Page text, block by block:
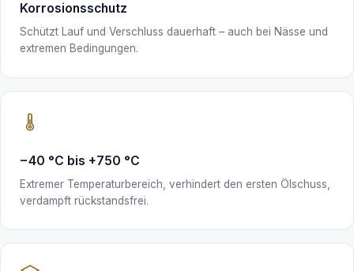
Korrosionsschutz
Schützt Lauf und Verschluss dauerhaft – auch bei Nässe und
extremen Bedingungen.
−40 °C bis +750 °C
Extremer Temperaturbereich, verhindert den ersten Ölschuss,
verdampft rückstandsfrei.